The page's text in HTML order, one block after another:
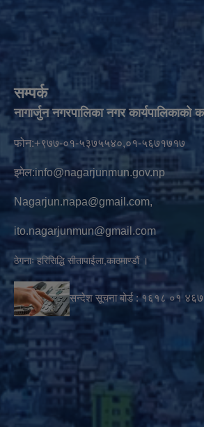
सम्पर्क
नागार्जुन नगरपालिका नगर
फोन:+९७७-०१-५३७५५४०,०१-५६७१७१७
इमेल:info@nagarjunmun.gov.np
Nagarjun.napa@gmail.com,
ito.nagarjunmun@gmail.com
ठेगनाः हरिसिद्धि सीतापाईला,काठमाण्डौं ।
सन्देश सूचना बोर्ड : १६१८ ०१